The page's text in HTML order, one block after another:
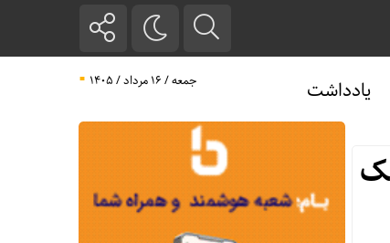
یادداشت جمعه / ۱۶ مرداد / ۱۴۰۵